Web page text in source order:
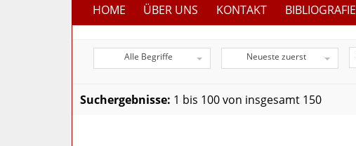
HOME ÜBER UNS KONTAKT BIBLIOGRAFIE
Alle Begriffe Neueste zuerst
Suchergebnisse: 1 bis 100 von insgesamt 150